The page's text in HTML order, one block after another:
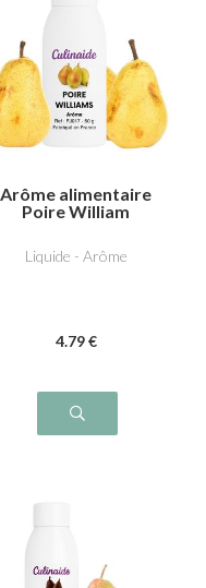
Arôme alimentaire
Poire William
Liquide - Arôme
4.79 €